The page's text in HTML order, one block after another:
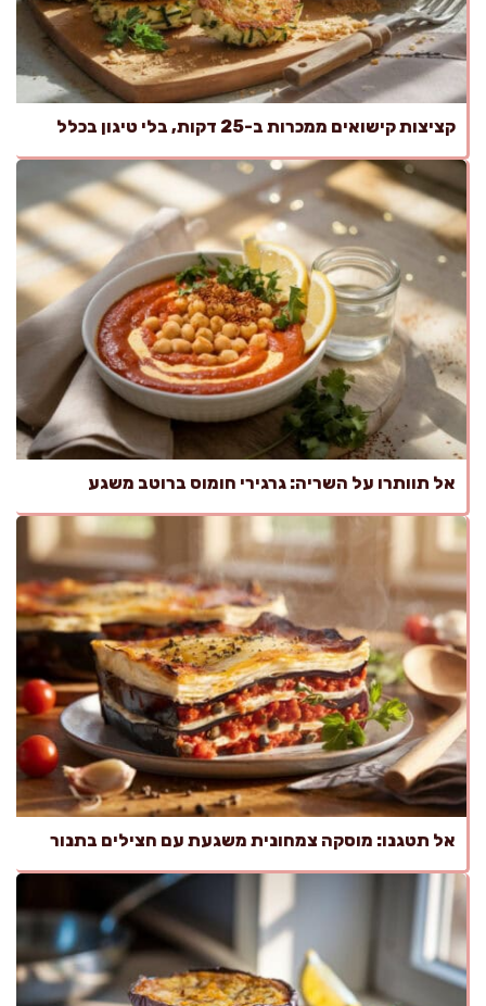
קציצות קישואים ממכרות ב-25 דקות, בלי טיגון בכלל
אל תוותרו על השריה: גרגירי חומוס ברוטב משגע
אל תטגנו: מוסקה צמחונית משגעת עם חצילים בתנור